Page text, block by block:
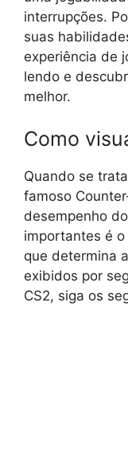
interrupções.
suas
experiência de
lendo e
melhor.
Como
Quando se
famoso
desempenho
importantes é o
que determina
exibidos por
CS2, siga os